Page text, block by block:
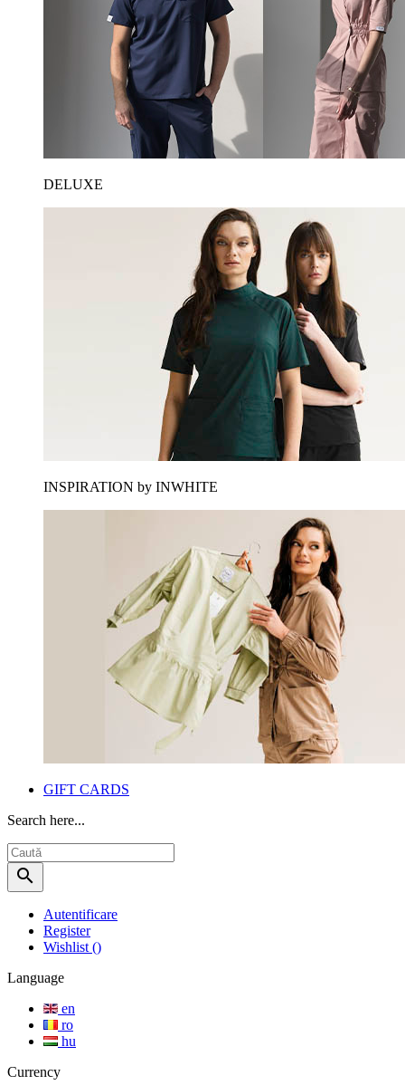
DELUXE
INSPIRATION by INWHITE
GIFT CARDS
Search here...
search
Autentificare
Register
Wishlist ()
Language
en
ro
hu
Currency